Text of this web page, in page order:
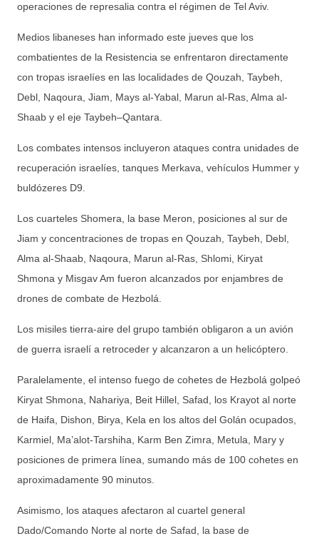
operaciones de represalia contra el régimen de Tel Aviv.
Medios libaneses han informado este jueves que los
combatientes de la Resistencia se enfrentaron directamente
con tropas israelíes en las localidades de Qouzah, Taybeh,
Debl, Naqoura, Jiam, Mays al-Yabal, Marun al-Ras, Alma al-
Shaab y el eje Taybeh–Qantara.
Los combates intensos incluyeron ataques contra unidades de
recuperación israelíes, tanques Merkava, vehículos Hummer y
buldózeres D9.
Los cuarteles Shomera, la base Meron, posiciones al sur de
Jiam y concentraciones de tropas en Qouzah, Taybeh, Debl,
Alma al-Shaab, Naqoura, Marun al-Ras, Shlomi, Kiryat
Shmona y Misgav Am fueron alcanzados por enjambres de
drones de combate de Hezbolá.
Los misiles tierra-aire del grupo también obligaron a un avión
de guerra israelí a retroceder y alcanzaron a un helicóptero.
Paralelamente, el intenso fuego de cohetes de Hezbolá golpeó
Kiryat Shmona, Nahariya, Beit Hillel, Safad, los Krayot al norte
de Haifa, Dishon, Birya, Kela en los altos del Golán ocupados,
Karmiel, Ma’alot-Tarshiha, Karm Ben Zimra, Metula, Mary y
posiciones de primera línea, sumando más de 100 cohetes en
aproximadamente 90 minutos.
Asimismo, los ataques afectaron al cuartel general
Dado/Comando Norte al norte de Safad, la base de